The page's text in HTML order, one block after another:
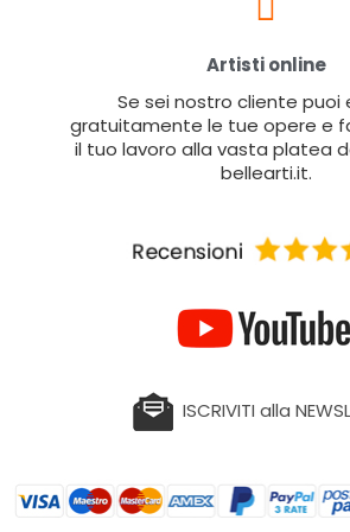
Artisti online
Se sei nostro cliente puoi
gratuitamente le tue opere e
il tuo lavoro alla vasta platea
bellearti.it.
ISCRIVITI alla